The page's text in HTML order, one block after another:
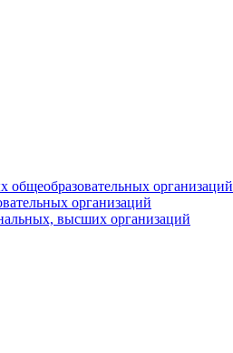
общеобразовательных организаций
организаций
высших организаций